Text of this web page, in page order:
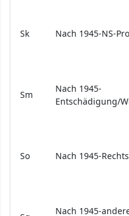
Sk Nach 1945-NS-
Sm
Nach 1945-
Entschädigung/
So Nach 1945-
Nach 1945-